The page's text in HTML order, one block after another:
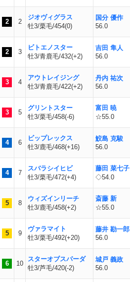
2 2
ジオヴィグラス
牡3/栗毛/454(0)
国分 優作
56.0
2 3
ビトエノスター
牡3/青鹿毛/432(+2)
吉田 隼人
56.0
3 4
アウトレイジング
牡3/青鹿毛/422(+2)
丹内 祐次
56.0
3 5
グリントスター
牡3/栗毛/458(-6)
富田 暁
☆55.0
4 6
ビップレックス
牡3/鹿毛/468(+16)
鮫島 克駿
56.0
4 7
スバラシイヒビ
牡3/栗毛/472(+4)
藤田 菜七子
◇54.0
5 8
ウィズインリーチ
牡3/鹿毛/458(+2)
斎藤 新
☆55.0
5 9
ヴァラマイト
牡3/栗毛/492(+20)
藤井 勘一郎
56.0
6 10
スターオブスパーダ
牡3/芦毛/420(-2)
城戸 義政
56.0